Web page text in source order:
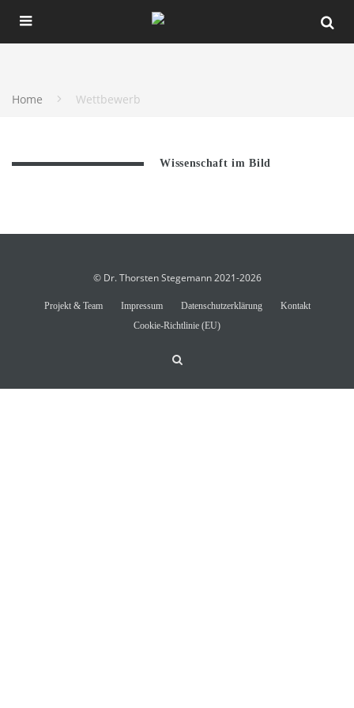
Home Wettbewerb
Wissenschaft im Bild
© Dr. Thorsten Stegemann 2021-2026
Projekt & Team Impressum Datenschutzerklärung
Kontakt
Cookie-Richtlinie (EU)